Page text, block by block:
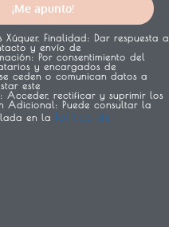
¡Me apunto!
Xúquer. Finalidad: Dar respuesta a
y envío de
Por consentimiento del
y encargados de
ceden o comunican datos a
este
Acceder, rectificar y suprimir los
Adicional: Puede consultar la
en la Política de